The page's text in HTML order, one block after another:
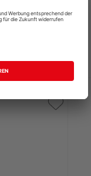
12,49 €/ Paket(e)